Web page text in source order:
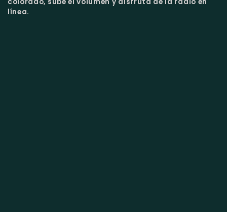
colorado, sube el volumen y disfruta de la radio en
línea.